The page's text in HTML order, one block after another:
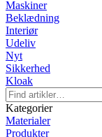
Maskiner
Beklædning
Interiør
Udeliv
Nyt
Sikkerhed
Kloak
Kategorier
Materialer
Produkter